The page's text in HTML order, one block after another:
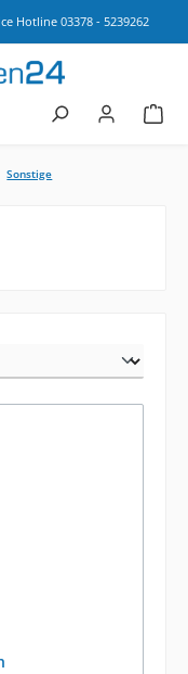
Hotline 03378 - 5239262
Sonstige